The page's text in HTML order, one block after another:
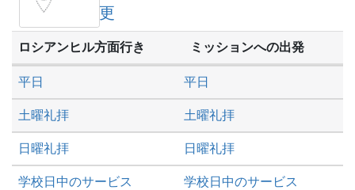
更
ロシアンヒル方面行き ミッションへの出発
土曜礼拝 土曜礼拝
日曜礼拝 日曜礼拝
平日 平日
学校日中のサービス 学校日中のサービス